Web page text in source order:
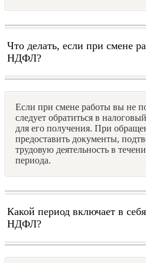
Что делать, если при смене
НДФЛ?
Если при смене работы вы не
следует обратиться в
для его получения. При
предоставить документы,
трудовую деятельность в
периода.
Какой период включает в
НДФЛ?